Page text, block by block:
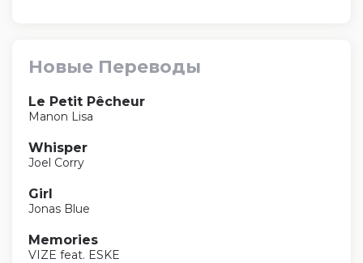
Новые Переводы
Le Petit Pêcheur
Manon Lisa
Whisper
Joel Corry
Girl
Jonas Blue
Memories
VIZE feat. ESKE